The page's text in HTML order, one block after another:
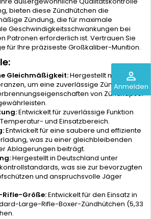
perm_identity
Anmelden
bieten diese Zündhütchen die
Zündung, die für maximale
Geschwindigkeitsschwankungen bei
Patronen erforderlich ist. Vertrauen Sie
für Ihre präziseste Großkaliber-Munition.
Gleichmäßigkeit:Hergestellt nach
um eine zuverlässige Zündung
von Zündkapsel
Entwickelt für zuverlässige Funktion
und Einsatzbereich.
Entwickelt für eine saubere und effiziente
was zu einer gleichbleibenden
Ablagerungen beiträgt.
Hergestellt in Deutschland unter
was sie zur bevorzugten
und anspruchsvolle Jäger
Größe:Entwickelt für den Einsatz in
Large-Rifle-Boxer-Zündhütchen (5,33